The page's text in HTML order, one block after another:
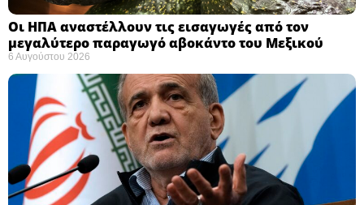
Οι ΗΠΑ αναστέλλουν τις εισαγωγές από τον
μεγαλύτερο παραγωγό αβοκάντο του Μεξικού ​
6 Αυγούστου 2026